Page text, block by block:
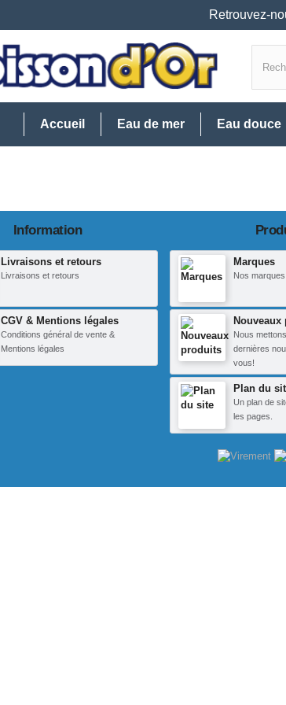
Retrouvez-
Accueil Eau de mer Eau douce
Information
Livraisons et retours
Livraisons et retours
CGV & Mentions légales
Conditions général de vente &
Mentions légales
Marques
Nos
Nous
dernières
vous!
Plan du
Un plan de
les pages.